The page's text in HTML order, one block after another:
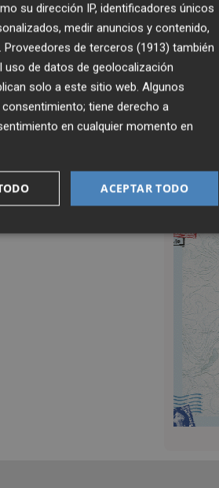
3 Foios
4
Las
5 Mario
su dirección IP, identificadores únicos
medir anuncios y contenido,
Proveedores de terceros (1913) también
de datos de geolocalización
solo a este sitio web. Algunos
tiene derecho a
en cualquier momento en
ACEPTAR TODO